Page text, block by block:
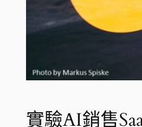
實驗AI銷售